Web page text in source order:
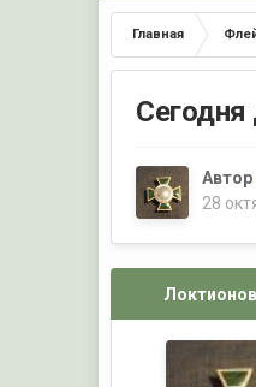
Главная
Автор
28